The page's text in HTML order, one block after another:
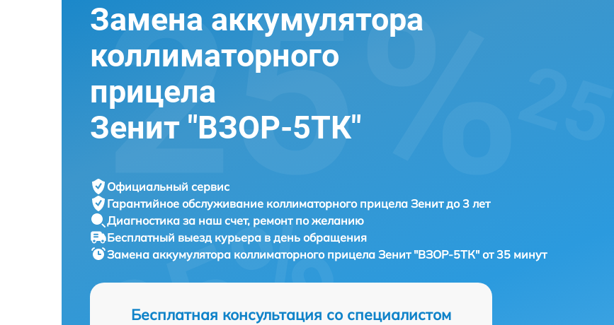
Замена аккумулятора
коллиматорного
прицела
Зенит "ВЗОР-5ТК"
Официальный сервис
Гарантийное обслуживание коллиматорного прицела Зенит до 3 лет
Диагностика за наш счет, ремонт по желанию
Бесплатный выезд курьера в день обращения
Замена аккумулятора коллиматорного прицела Зенит "ВЗОР-5ТК" от 35 минут
Бесплатная консультация со специалистом